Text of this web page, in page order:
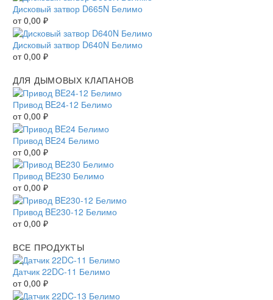
Дисковый затвор D665N Белимо
от0,00 ₽
Дисковый затвор D640N Белимо
от0,00 ₽
ДЛЯ ДЫМОВЫХ КЛАПАНОВ
Привод BE24-12 Белимо
от0,00 ₽
Привод BE24 Белимо
от0,00 ₽
Привод BE230 Белимо
от0,00 ₽
Привод BE230-12 Белимо
от0,00 ₽
ВСЕ ПРОДУКТЫ
Датчик 22DC-11 Белимо
от0,00 ₽